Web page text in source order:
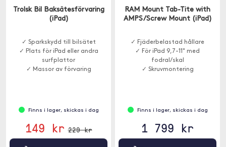
Trolsk Bil Baksätesförvaring
(iPad)
✓ Sparkskydd till bilsätet
✓ Plats för iPad eller andra
surfplattor
✓ Massor av förvaring
Finns i lager, skickas i dag
149 kr 229 kr
RAM Mount Tab-Tite with
AMPS/Screw Mount (iPad)
✓ Fjäderbelastad hållare
✓ För iPad 9,7-11" med
fodral/skal
✓ Skruvmontering
Finns i lager, skickas i dag
1 799 kr